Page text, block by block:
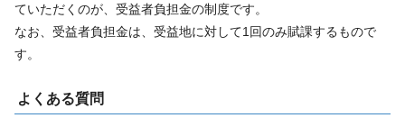
ていただくのが、受益者負担金の制度です。
なお、受益者負担金は、受益地に対して1回のみ賦課するもので
す。
よくある質問